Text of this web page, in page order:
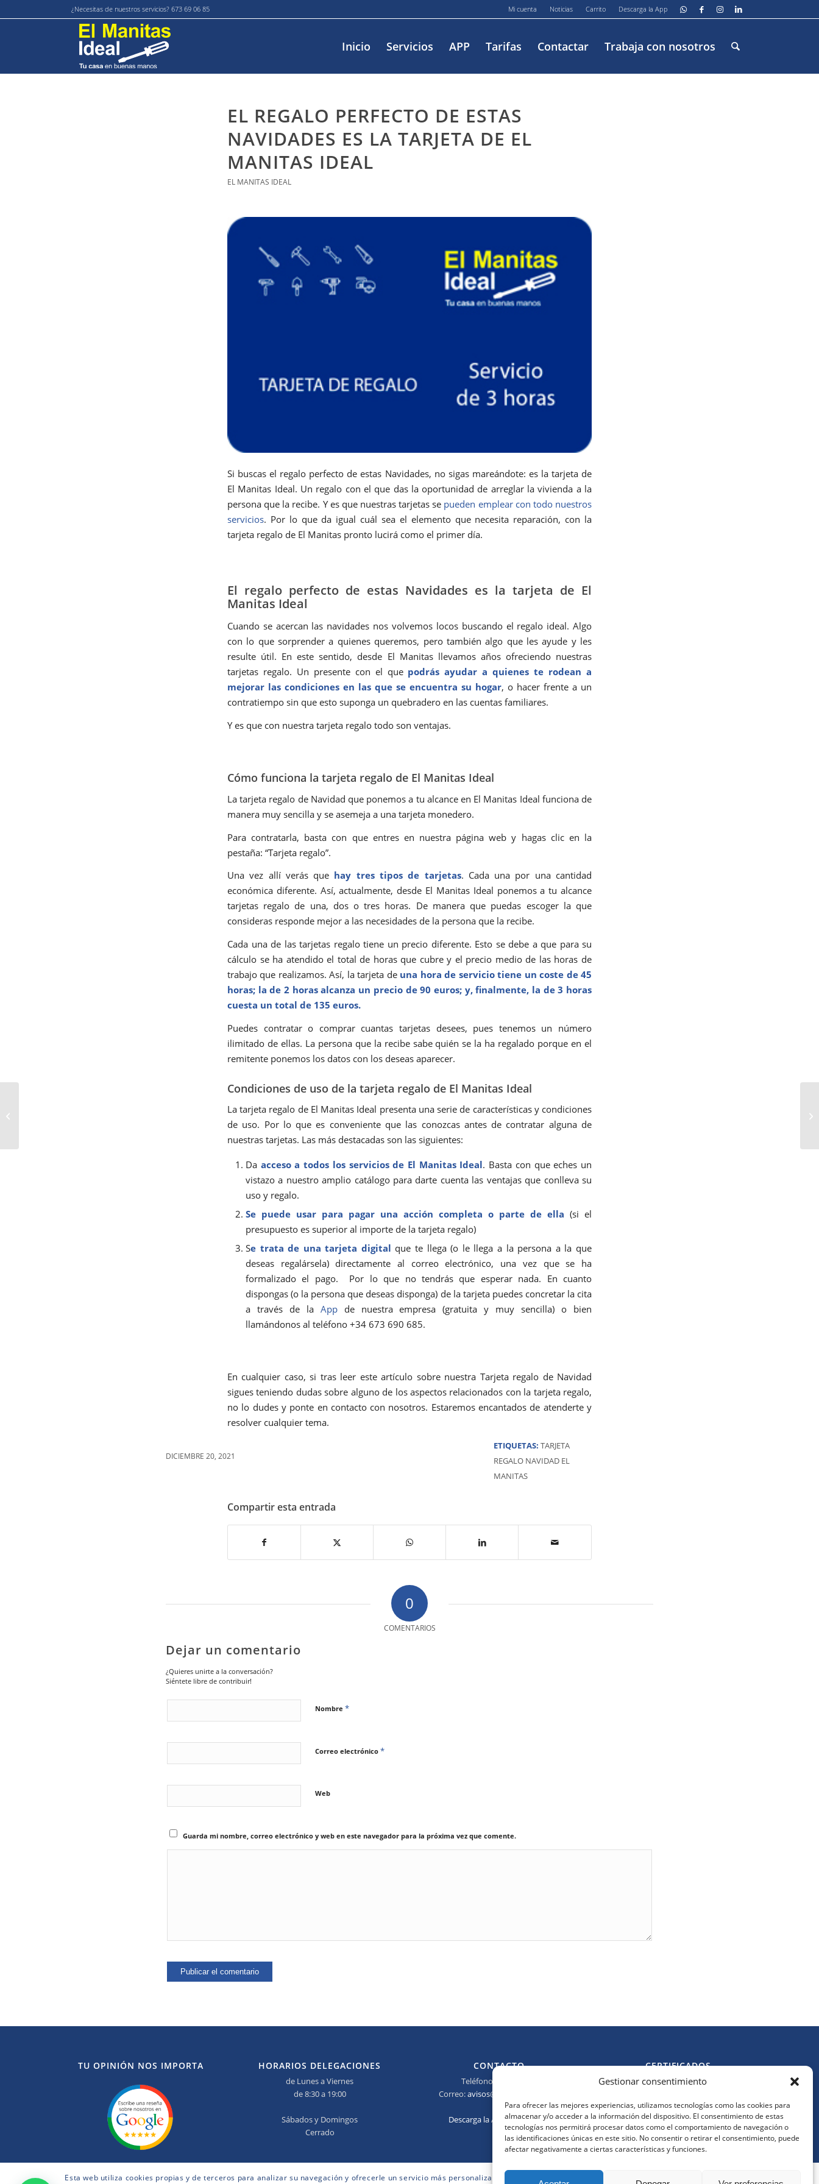
Gestionar consentimiento
Para ofrecer las mejores experiencias, utilizamos tecnologías como las cookies para
almacenar y/o acceder a la información del dispositivo. El consentimiento de estas
tecnologías nos permitirá procesar datos como el comportamiento de navegación o
las identificaciones únicas en este sitio. No consentir o retirar el consentimiento, puede
afectar negativamente a ciertas características y funciones.
Mi cuenta Noticias Carrito Descarga la App
¿Necesitas de nuestros servicios? 673 69 06 85
Inicio Servicios APP Tarifas Contactar Trabaja con nosotros
EL REGALO PERFECTO DE ESTAS
NAVIDADES ES LA TARJETA DE EL
MANITAS IDEAL
EL MANITAS IDEAL
Si buscas el regalo perfecto de estas Navidades, no sigas mareándote: es la tarjeta de
El Manitas Ideal. Un regalo con el que das la oportunidad de arreglar la vivienda a la
persona que la recibe. Y es que nuestras tarjetas se pueden emplear con todo nuestros
servicios. Por lo que da igual cuál sea el elemento que necesita reparación, con la
tarjeta regalo de El Manitas pronto lucirá como el primer día.
El regalo perfecto de estas Navidades es la tarjeta de El
Manitas Ideal
Cuando se acercan las navidades nos volvemos locos buscando el regalo ideal. Algo
con lo que sorprender a quienes queremos, pero también algo que les ayude y les
resulte útil. En este sentido, desde El Manitas llevamos años ofreciendo nuestras
tarjetas regalo. Un presente con el que podrás ayudar a quienes te rodean a
mejorar las condiciones en las que se encuentra su hogar, o hacer frente a un
contratiempo sin que esto suponga un quebradero en las cuentas familiares.
Y es que con nuestra tarjeta regalo todo son ventajas.
Cómo funciona la tarjeta regalo de El Manitas Ideal
La tarjeta regalo de Navidad que ponemos a tu alcance en El Manitas Ideal funciona de
manera muy sencilla y se asemeja a una tarjeta monedero.
Para contratarla, basta con que entres en nuestra página web y hagas clic en la
pestaña: “Tarjeta regalo”.
Una vez allí verás que hay tres tipos de tarjetas. Cada una por una cantidad
económica diferente. Así, actualmente, desde El Manitas Ideal ponemos a tu alcance
tarjetas regalo de una, dos o tres horas. De manera que puedas escoger la que
consideras responde mejor a las necesidades de la persona que la recibe.
Cada una de las tarjetas regalo tiene un precio diferente. Esto se debe a que para su
cálculo se ha atendido el total de horas que cubre y el precio medio de las horas de
trabajo que realizamos. Así, la tarjeta de una hora de servicio tiene un coste de 45
horas; la de 2 horas alcanza un precio de 90 euros; y, finalmente, la de 3 horas
cuesta un total de 135 euros.
Puedes contratar o comprar cuantas tarjetas desees, pues tenemos un número
ilimitado de ellas. La persona que la recibe sabe quién se la ha regalado porque en el
remitente ponemos los datos con los deseas aparecer.
Condiciones de uso de la tarjeta regalo de El Manitas Ideal
La tarjeta regalo de El Manitas Ideal presenta una serie de características y condiciones
de uso. Por lo que es conveniente que las conozcas antes de contratar alguna de
nuestras tarjetas. Las más destacadas son las siguientes:
Da acceso a todos los servicios de El Manitas Ideal. Basta con que eches un
vistazo a nuestro amplio catálogo para darte cuenta las ventajas que conlleva su
uso y regalo.
Se puede usar para pagar una acción completa o parte de ella (si el
presupuesto es superior al importe de la tarjeta regalo)
Se trata de una tarjeta digital que te llega (o le llega a la persona a la que
deseas regalársela) directamente al correo electrónico, una vez que se ha
formalizado el pago. Por lo que no tendrás que esperar nada. En cuanto
dispongas (o la persona que deseas disponga) de la tarjeta puedes concretar la cita
a través de la Appde nuestra empresa (gratuita y muy sencilla) o bien
llamándonos al teléfono +34 673 690 685.
En cualquier caso, si tras leer este artículo sobre nuestra Tarjeta regalo de Navidad
sigues teniendo dudas sobre alguno de los aspectos relacionados con la tarjeta regalo,
no lo dudes y ponte en contacto con nosotros. Estaremos encantados de atenderte y
resolver cualquier tema.
DICIEMBRE 20, 2021
ETIQUETAS: TARJETA
REGALO NAVIDAD EL
MANITAS
Compartir esta entrada
0
COMENTARIOS
Dejar un comentario
¿Quieres unirte a la conversación?
Siéntete libre de contribuir!
Nombre *
Correo electrónico *
Web
Guarda mi nombre, correo electrónico y web en este navegador para la próxima vez que comente.
TU OPINIÓN NOS IMPORTA HORARIOS DELEGACIONES
de Lunes a Viernes
de 8:30 a 19:00
Sábados y Domingos
Cerrado
CONTACTO
Teléfono:
Correo:avisos@elmanitasideal.es
Descarga la App del Manitas
CERTIFICADOS
Política de cookies
Aviso legal
Esta web utiliza cookies propias y de terceros para analizar su navegación y ofrecerle un servicio más personalizado. Continuar navegando implica la aceptación de nuestra política de